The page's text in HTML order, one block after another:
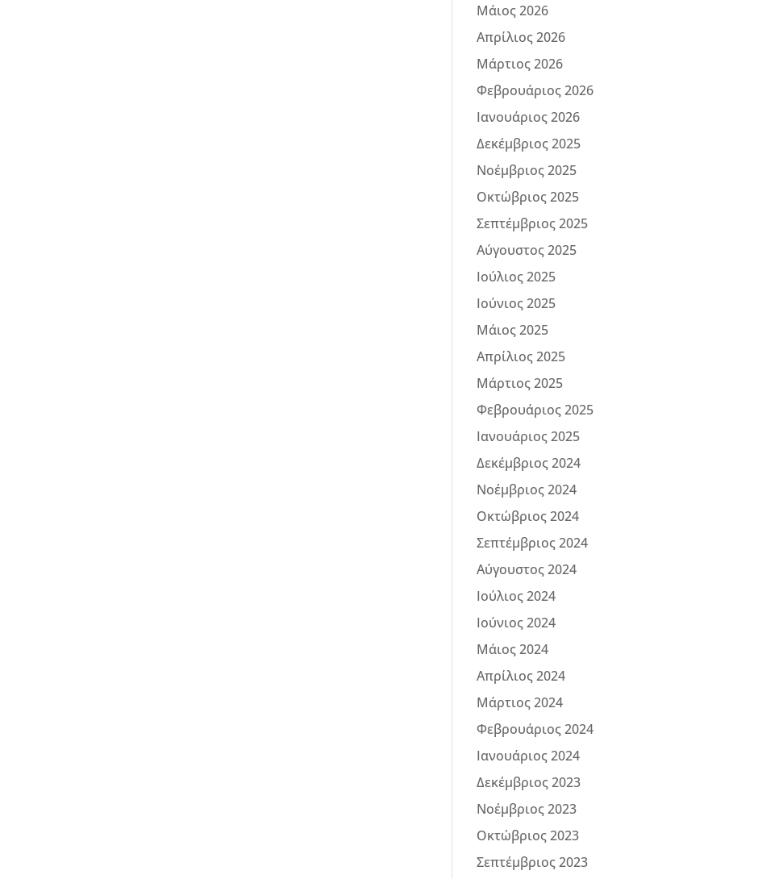
Μάιος 2026
Απρίλιος 2026
Μάρτιος 2026
Φεβρουάριος 2026
Ιανουάριος 2026
Δεκέμβριος 2025
Νοέμβριος 2025
Οκτώβριος 2025
Σεπτέμβριος 2025
Αύγουστος 2025
Ιούλιος 2025
Ιούνιος 2025
Μάιος 2025
Απρίλιος 2025
Μάρτιος 2025
Φεβρουάριος 2025
Ιανουάριος 2025
Δεκέμβριος 2024
Νοέμβριος 2024
Οκτώβριος 2024
Σεπτέμβριος 2024
Αύγουστος 2024
Ιούλιος 2024
Ιούνιος 2024
Μάιος 2024
Απρίλιος 2024
Μάρτιος 2024
Φεβρουάριος 2024
Ιανουάριος 2024
Δεκέμβριος 2023
Νοέμβριος 2023
Οκτώβριος 2023
Σεπτέμβριος 2023